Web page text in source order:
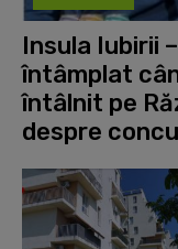
Insula Iubirii
întâmplat
întâlnit pe
despre